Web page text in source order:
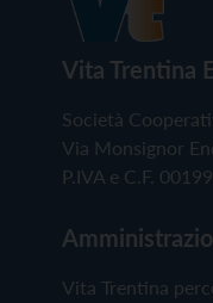
Vita Trentina
Società
Via Monsignor
P.IVA e C.F.
Vita Trentina